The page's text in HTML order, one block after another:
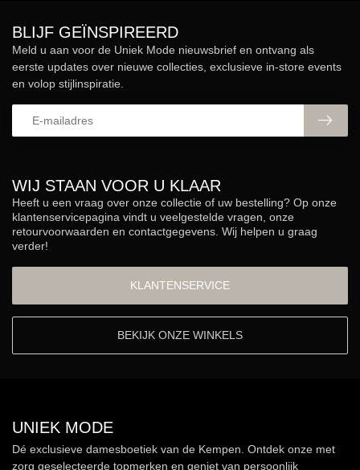
WIJ STAAN VOOR U KLAAR
Heeft u een vraag over onze collectie of uw bestelling? Op onze
klantenservicepagina vindt u veelgestelde vragen, onze
retourvoorwaarden en contactgegevens. Wij helpen u graag
verder!
KLANTENSERVICE
BEKIJK ONZE WINKELS
BLIJF GEÏNSPIREERD
Meld u aan voor de Uniek Mode nieuwsbrief en ontvang als
eerste updates over nieuwe collecties, exclusieve in-store events
en volop stijlinspiratie.
UNIEK MODE
Dé exclusieve damesboetiek van de Kempen. Ontdek onze met
zorg geselecteerde topmerken en geniet van persoonlijk